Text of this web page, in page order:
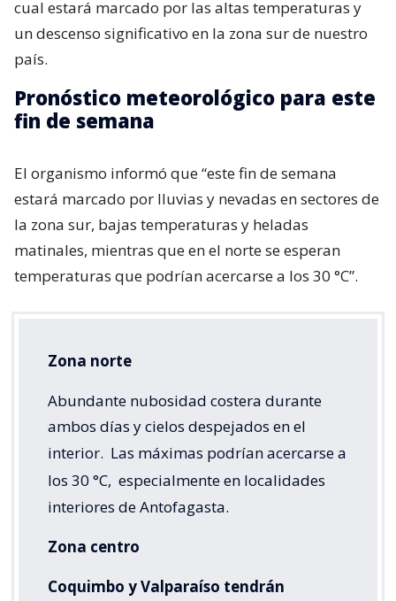
cual estará marcado por las altas temperaturas y
un descenso significativo en la zona sur de nuestro
país.
Pronóstico meteorológico para este
fin de semana
El organismo informó que “este fin de semana
estará marcado por lluvias y nevadas en sectores de
la zona sur, bajas temperaturas y heladas
matinales, mientras que en el norte se esperan
temperaturas que podrían acercarse a los 30 °C”.
Zona norte
Abundante nubosidad costera durante
ambos días y cielos despejados en el
interior. Las máximas podrían acercarse a
los 30 °C, especialmente en localidades
interiores de Antofagasta.
Zona centro
Coquimbo y Valparaíso tendrán